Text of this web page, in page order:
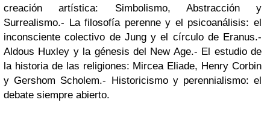
creación artística: Simbolismo, Abstracción y
Surrealismo.- La filosofía perenne y el psicoanálisis: el
inconsciente colectivo de Jung y el círculo de Eranus.-
Aldous Huxley y la génesis del New Age.- El estudio de
la historia de las religiones: Mircea Eliade, Henry Corbin
y Gershom Scholem.- Historicismo y perennialismo: el
debate siempre abierto.